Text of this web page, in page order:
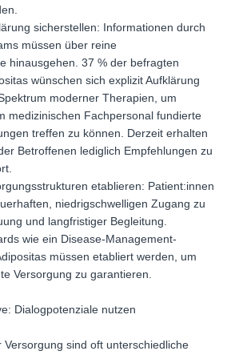
sicherstellen: Informationen durch
müssen über reine
hinausgehen. 37 % der befragten
wünschen sich explizit Aufklärung
moderner Therapien, um
medizinischen Fachpersonal fundierte
treffen zu können. Derzeit erhalten
Betroffenen lediglich Empfehlungen zu
etablieren: Patient:innen
niedrigschwelligen Zugang zu
und langfristiger Begleitung.
wie ein Disease-Management-
müssen etabliert werden, um
Versorgung zu garantieren.
Dialogpotenziale nutzen
Versorgung sind oft unterschiedliche